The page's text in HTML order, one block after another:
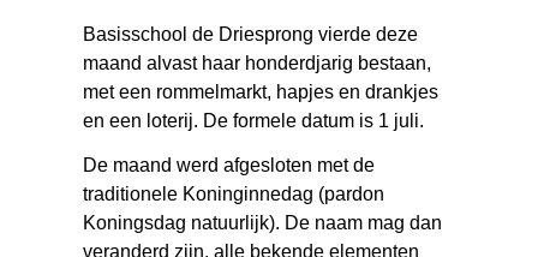
Basisschool de Driesprong vierde deze
maand alvast haar honderdjarig bestaan,
met een rommelmarkt, hapjes en drankjes
en een loterij. De formele datum is 1 juli.
De maand werd afgesloten met de
traditionele Koninginnedag (pardon
Koningsdag natuurlijk). De naam mag dan
veranderd zijn, alle bekende elementen